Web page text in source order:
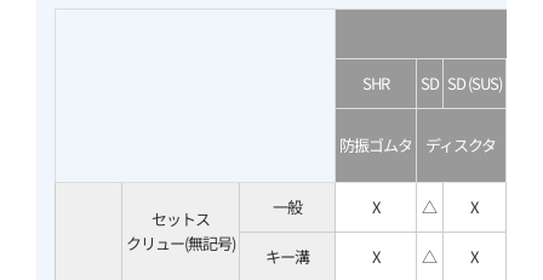
SHR SD SD (SUS)
防振ゴムタ ディスクタ
セットス
クリュー(無記号)
一般 X △ X
キー溝 X △ X